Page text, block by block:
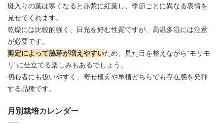
斑入りの葉は寒くなると赤紫に紅葉し、季節ごとに異なる表情を
見せてくれます。
乾燥には比較的強く、日光を好む性質ですが、高温多湿には注意
が必要です。
剪定によって脇芽が増えやすいため、見た目を整えながら“モリモ
リ”に仕立てる楽しみもあるでしょう。
初心者にも扱いやすく、寄せ植えや単植どちらでも存在感を発揮
する品種です。
月別栽培カレンダー